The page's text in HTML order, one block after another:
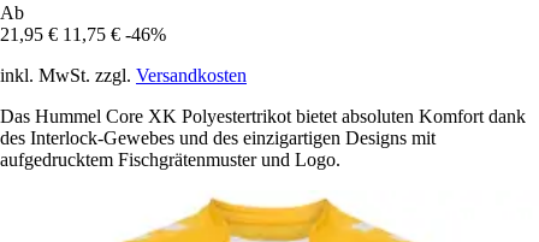
Ab
21,95 € 11,75 € -46%
inkl. MwSt. zzgl. Versandkosten
Das Hummel Core XK Polyestertrikot bietet absoluten Komfort dank
des Interlock-Gewebes und des einzigartigen Designs mit
aufgedrucktem Fischgrätenmuster und Logo.